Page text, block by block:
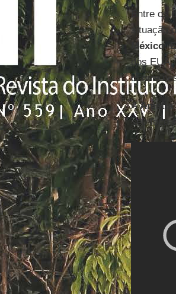
Entre os
situação
México,
dos EUA,
ocorre
AAnistia
seu foco